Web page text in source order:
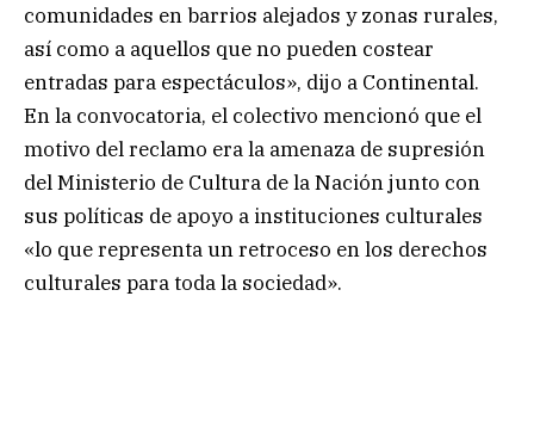
comunidades en barrios alejados y zonas rurales,
así como a aquellos que no pueden costear
entradas para espectáculos», dijo a Continental.
En la convocatoria, el colectivo mencionó que el
motivo del reclamo era la amenaza de supresión
del Ministerio de Cultura de la Nación junto con
sus políticas de apoyo a instituciones culturales
«lo que representa un retroceso en los derechos
culturales para toda la sociedad».